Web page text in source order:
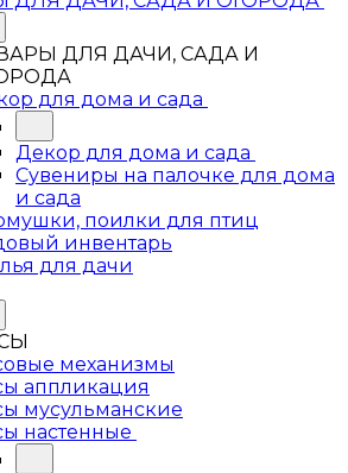
ДЛЯ ДАЧИ, САДА И
для дома и сада
Декор для дома и сада
Сувениры на палочке для дома
и сада
поилки для птиц
инвентарь
для дачи
механизмы
аппликация
мусульманские
настенные